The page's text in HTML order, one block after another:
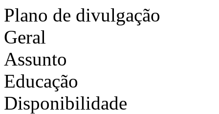
Plano de divulgação
Geral
Assunto
Educação
Disponibilidade